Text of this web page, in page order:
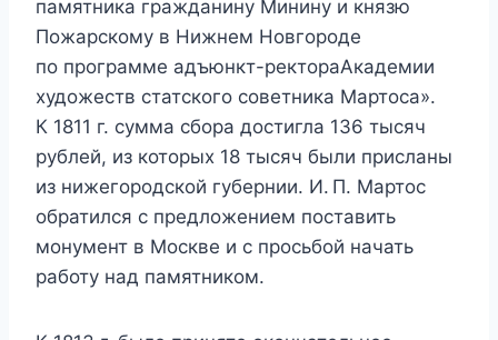
памятника гражданину Минину и князю
Пожарскому в Нижнем Новгороде
по программе адъюнкт-ректораАкадемии
художеств статского советника Мартоса».
К 1811 г. сумма сбора достигла 136 тысяч
рублей, из которых 18 тысяч были присланы
из нижегородской губернии. И. П. Мартос
обратился с предложением поставить
монумент в Москве и с просьбой начать
работу над памятником.